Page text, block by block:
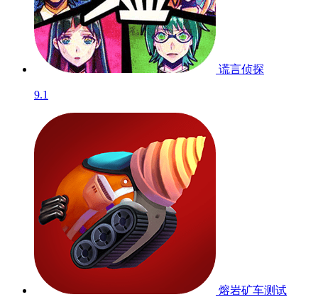
谎言侦探
9.1
熔岩矿车测试